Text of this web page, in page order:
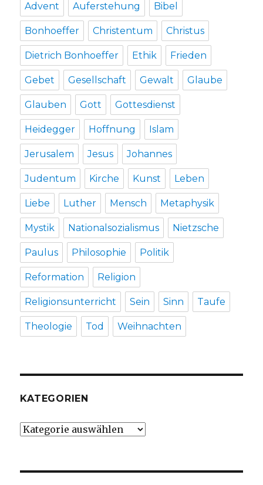
Advent Auferstehung Bibel
Bonhoeffer Christentum Christus
Dietrich Bonhoeffer Ethik Frieden
Gebet Gesellschaft Gewalt Glaube
Glauben Gott Gottesdienst
Heidegger Hoffnung Islam
Jerusalem Jesus Johannes
Judentum Kirche Kunst Leben
Liebe Luther Mensch Metaphysik
Mystik Nationalsozialismus Nietzsche
Paulus Philosophie Politik
Reformation Religion
Religionsunterricht Sein Sinn Taufe
Theologie Tod Weihnachten
KATEGORIEN
Kategorien